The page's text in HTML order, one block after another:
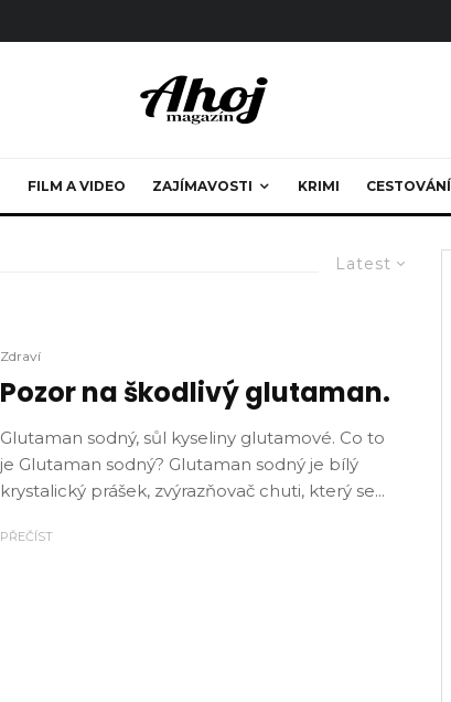
FILM A VIDEO ZAJÍMAVOSTI KRIMI CESTOVÁNÍ
Latest
Zdraví
Pozor na škodlivý glutaman.
Glutaman sodný, sůl kyseliny glutamové. Co to
je Glutaman sodný? Glutaman sodný je bílý
krystalický prášek, zvýrazňovač chuti, který se...
PŘEČÍST